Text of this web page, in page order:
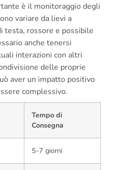
è il monitoraggio degli
variare da lievi a
testa, rossore e possibile
anche tenersi
interazioni con altri
delle proprie
aver un impatto positivo
complessivo.
Tempo di
Consegna
5-7 giorni